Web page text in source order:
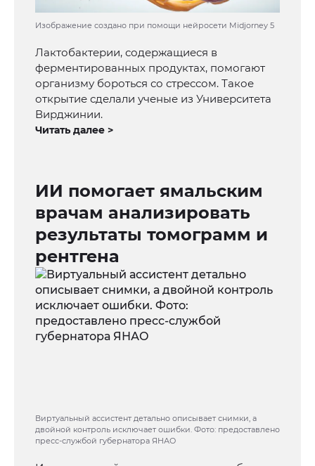
Изображение создано при помощи нейросети Midjorney 5
Лактобактерии, содержащиеся в
ферментированных продуктах, помогают
организму бороться со стрессом. Такое
открытие сделали ученые из Университета
Вирджинии.
Читать далее >
ИИ помогает ямальским
врачам анализировать
результаты томограмм и
рентгена
Виртуальный ассистент детально описывает снимки, а
двойной контроль исключает ошибки. Фото: предоставлено
пресс-службой губернатора ЯНАО